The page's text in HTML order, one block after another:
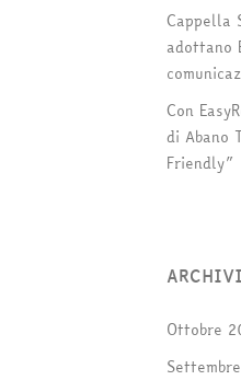
Cappella
adottano
Con
di Abano
Friendly”
ARCHIVI
Ottobre